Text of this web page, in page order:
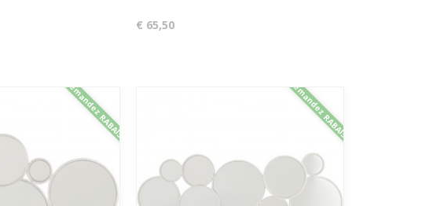
€ 65,50
Demandez RABAIS Demandez RABAIS